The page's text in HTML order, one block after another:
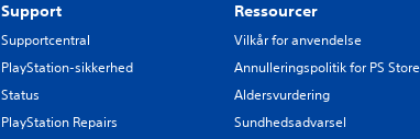
Support
Supportcentral
PlayStation-sikkerhed
Status
PlayStation Repairs
Ressourcer
Vilkår for anvendelse
Annulleringspolitik for PS Store
Aldersvurdering
Sundhedsadvarsel